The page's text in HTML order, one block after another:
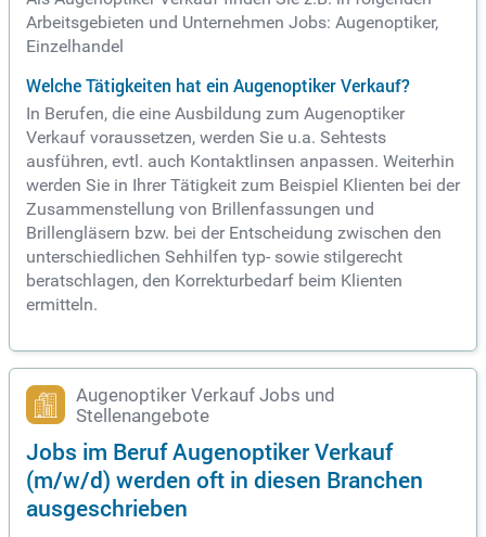
Arbeitsgebieten und Unternehmen Jobs: Augenoptiker,
Einzelhandel
Welche Tätigkeiten hat ein Augenoptiker Verkauf?
In Berufen, die eine Ausbildung zum Augenoptiker
Verkauf voraussetzen, werden Sie u.a. Sehtests
ausführen, evtl. auch Kontaktlinsen anpassen. Weiterhin
werden Sie in Ihrer Tätigkeit zum Beispiel Klienten bei der
Zusammenstellung von Brillenfassungen und
Brillengläsern bzw. bei der Entscheidung zwischen den
unterschiedlichen Sehhilfen typ- sowie stilgerecht
beratschlagen, den Korrekturbedarf beim Klienten
ermitteln.
Augenoptiker Verkauf Jobs und
Stellenangebote
Jobs im Beruf Augenoptiker Verkauf
(m/w/d) werden oft in diesen Branchen
ausgeschrieben